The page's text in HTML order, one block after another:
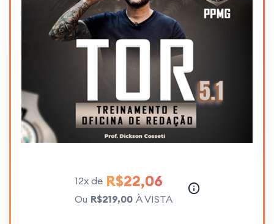
12x de R$22,06
Ou R$219,00 À VISTA